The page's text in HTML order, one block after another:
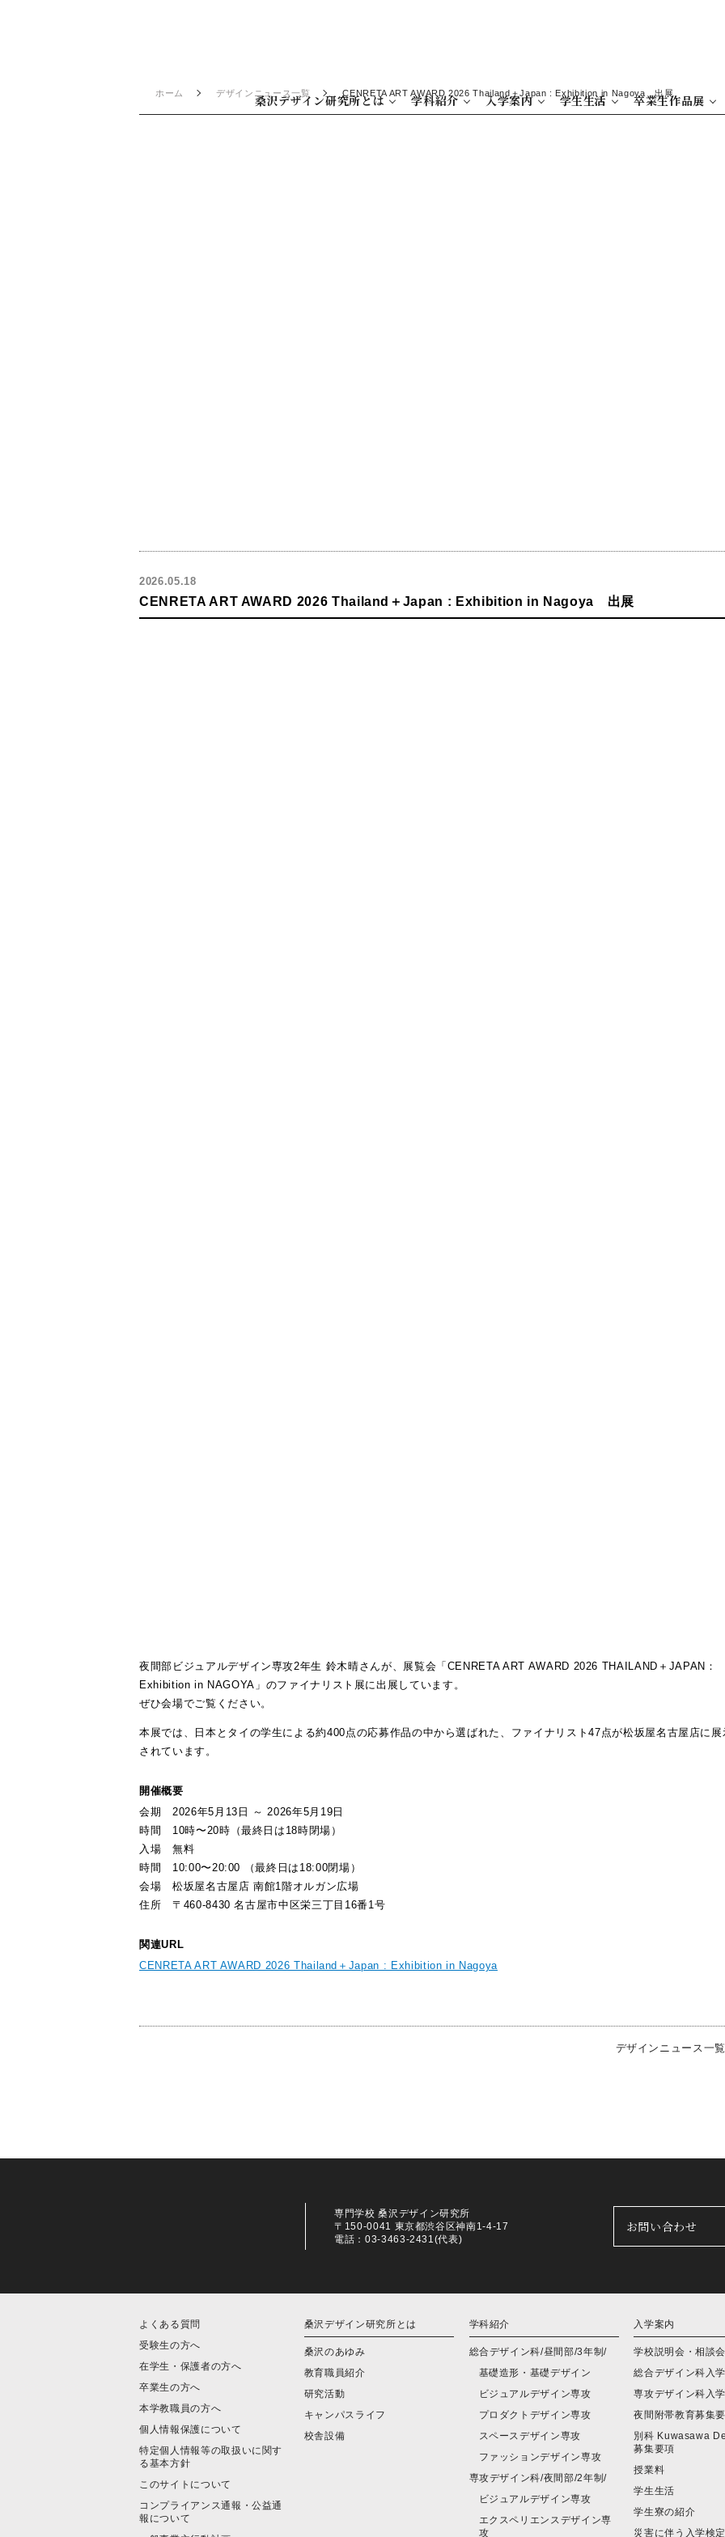
桑沢デザイン研究所とは 学科紹介 入学案内 学生生活 卒業生作品展
ホーム デザインニュース一覧 CENRETA ART AWARD 2026 Thailand＋Japan : Exhibition in Nagoya 出展
2026.05.18
CENRETA ART AWARD 2026 Thailand＋Japan : Exhibition in Nagoya 出展
夜間部ビジュアルデザイン専攻2年生 鈴木晴さんが、展覧会「CENRETA ART AWARD 2026 THAILAND＋JAPAN：
Exhibition in NAGOYA」のファイナリスト展に出展しています。
ぜひ会場でご覧ください。
本展では、日本とタイの学生による約400点の応募作品の中から選ばれた、ファイナリスト47点が松坂屋名古屋店に展
されています。
開催概要
会期 2026年5月13日 ～ 2026年5月19日
時間 10時〜20時（最終日は18時閉場）
入場 無料
時間 10:00〜20:00 （最終日は18:00閉場）
会場 松坂屋名古屋店 南館1階オルガン広場
住所 〒460-8430 名古屋市中区栄三丁目16番1号
関連URL
CENRETA ART AWARD 2026 Thailand＋Japan : Exhibition in Nagoya
デザインニュース一覧
専門学校 桑沢デザイン研究所
〒150-0041 東京都渋谷区神南1-4-17
電話：03-3463-2431(代表)
お問い合わせ
よくある質問
受験生の方へ
在学生・保護者の方へ
卒業生の方へ
本学教職員の方へ
個人情報保護について
特定個人情報等の取扱いに関す
る基本方針
このサイトについて
コンプライアンス通報・公益通
報について
桑沢デザイン研究所とは
桑沢のあゆみ
教育職員紹介
研究活動
キャンパスライフ
校舎設備
学科紹介
総合デザイン科/昼間部/3年制/
基礎造形・基礎デザイン
ビジュアルデザイン専攻
プロダクトデザイン専攻
スペースデザイン専攻
ファッションデザイン専攻
専攻デザイン科/夜間部/2年制/
ビジュアルデザイン専攻
エクスペリエンスデザイン専
攻
入学案内
学校説明会・相談
総合デザイン科入
専攻デザイン科入
夜間附帯教育募集
別科 Kuwasawa
募集要項
授業料
学生生活
学生寮の紹介
災害に伴う入学検